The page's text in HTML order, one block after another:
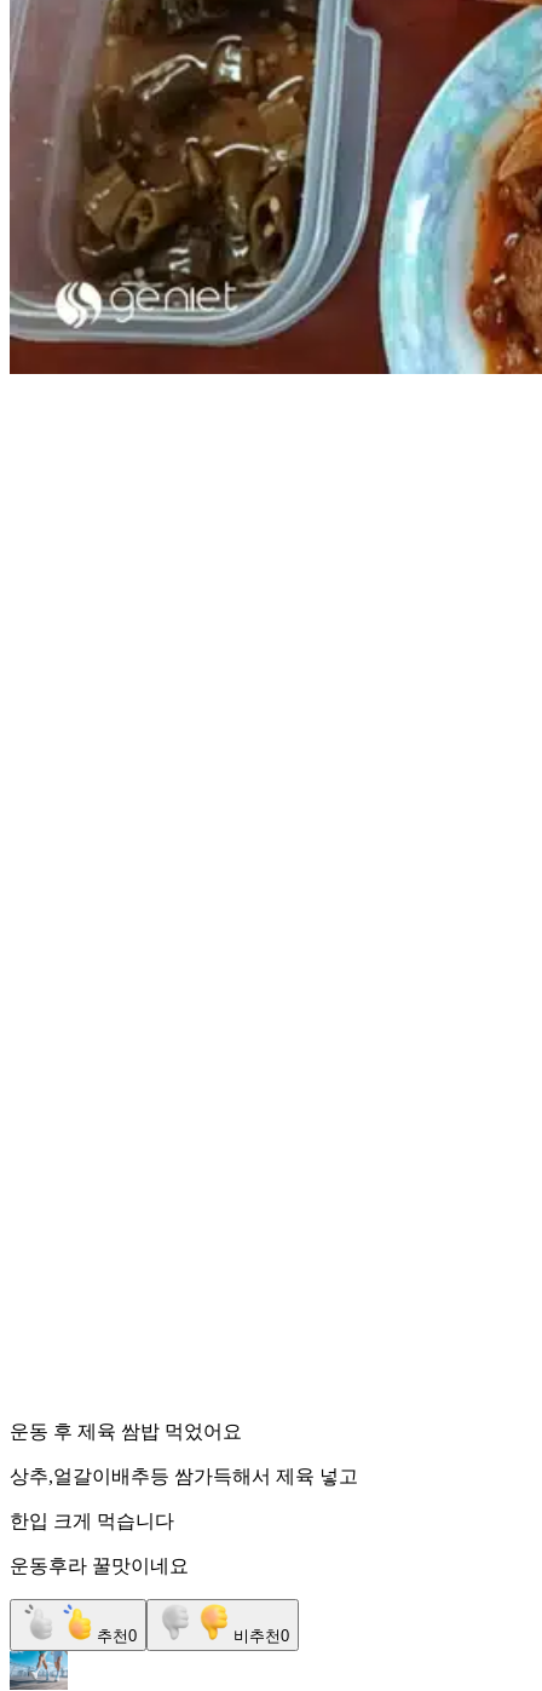
운동 후 제육 쌈밥 먹었어요
상추,얼갈이배추등 쌈가득해서 제육 넣고
한입 크게 먹습니다
운동후라 꿀맛이네요
추천0 비추천0